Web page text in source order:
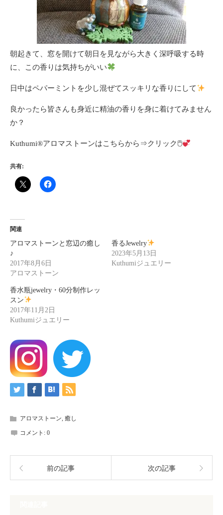
朝起きて、窓を開けて朝日を見ながら大きく深呼吸する時
に、この香りは気持ちがいい
日中はペパーミントを少し混ぜてスッキリな香りにして
良かったら皆さんも身近に精油の香りを身に着けてみません
か？
Kuthumi®アロマストーンはこちらから⇒クリック🖱
共有:
関連
アロマストーンと窓辺の癒し
♪
2017年8月6日
アロマストーン
香るJewelry
2023年5月13日
Kuthumiジュエリー
香水瓶jewelry・60分制作レッ
スン
2017年11月2日
Kuthumiジュエリー
アロマストーン, 癒し
コメント: 0
前の記事 次の記事